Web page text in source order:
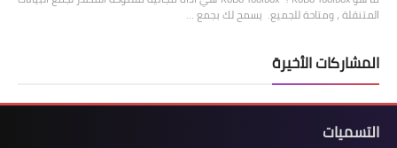
المتنقلة ، ومتاحة للجميع. يسمح لك بجمع …
المشاركات الأخيرة
التسميات